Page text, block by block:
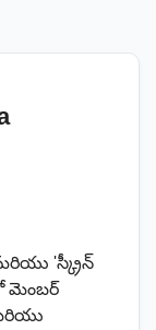
'స్క్రీన్
మెంబర్